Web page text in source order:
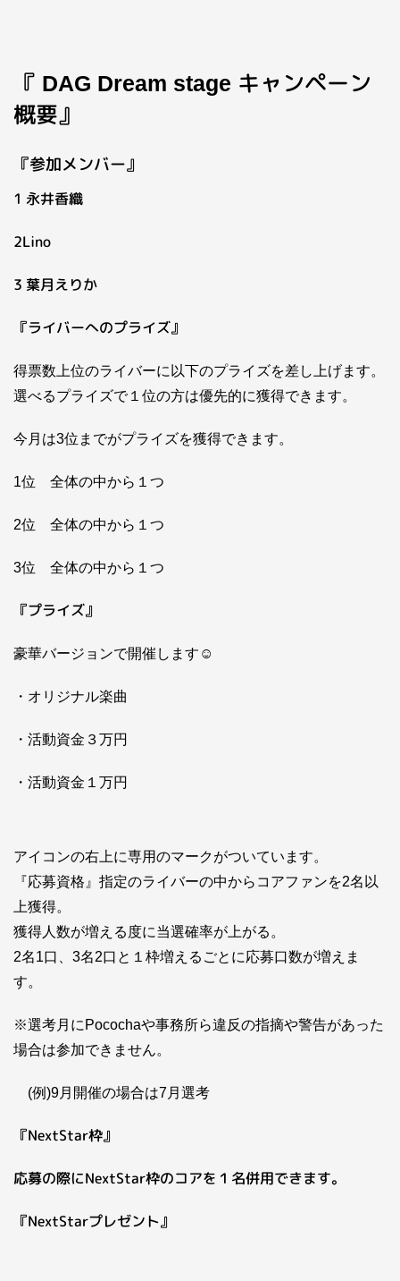
『 DAG Dream stage キャンペーン
概要』
『参加メンバー』
1 永井香織
2Lino
3 葉月えりか
『ライバーへのプライズ』
得票数上位のライバーに以下のプライズを差し上げます。
選べるプライズで１位の方は優先的に獲得できます。
今月は3位までがプライズを獲得できます。
1位 全体の中から１つ
2位 全体の中から１つ
3位 全体の中から１つ
『プライズ』
豪華バージョンで開催します☺
・オリジナル楽曲
・活動資金３万円
・活動資金１万円
アイコンの右上に専用のマークがついています。
『応募資格』指定のライバーの中からコアファンを2名以
上獲得。
獲得人数が増える度に当選確率が上がる。
2名1口、3名2口と１枠増えるごとに応募口数が増えま
す。
※選考月にPocochaや事務所ら違反の指摘や警告があった
場合は参加できません。
(例)9月開催の場合は7月選考
『NextStar枠』
応募の際にNextStar枠のコアを１名併用できます。
『NextStarプレゼント』